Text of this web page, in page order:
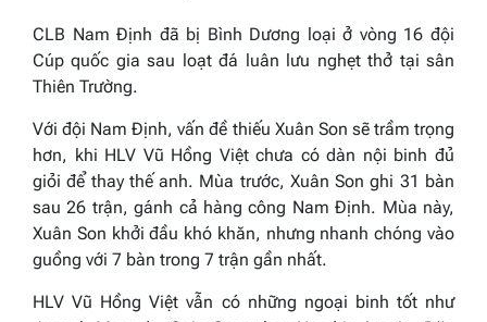
CLB Nam Định đã bị Bình Dương loại ở vòng 16 đội
Cúp quốc gia sau loạt đá luân lưu nghẹt thở tại sân
Thiên Trường.
Với đội Nam Định, vấn đề thiếu Xuân Son sẽ trầm trọng
hơn, khi HLV Vũ Hồng Việt chưa có dàn nội binh đủ
giỏi để thay thế anh. Mùa trước, Xuân Son ghi 31 bàn
sau 26 trận, gánh cả hàng công Nam Định. Mùa này,
Xuân Son khởi đầu khó khăn, nhưng nhanh chóng vào
guồng với 7 bàn trong 7 trận gần nhất.
HLV Vũ Hồng Việt vẫn có những ngoại binh tốt như